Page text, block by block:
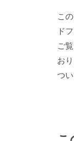
こ
ド
ご
お
つ